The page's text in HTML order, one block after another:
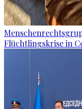
Flüchtlingskrise in